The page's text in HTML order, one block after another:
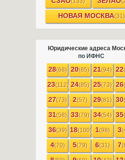
НОВАЯ МОСКВА(31)
Юридические адреса
по ИФНС
28(68) 20(85) 21(94) 22
23(112) 24(85) 25(73) 26
27(73) 2(57) 29(81) 30
31(58) 33(79) 34(54) 35
36(39) 18(100) 1(98) 3
4(70) 5(79) 6(31) 7